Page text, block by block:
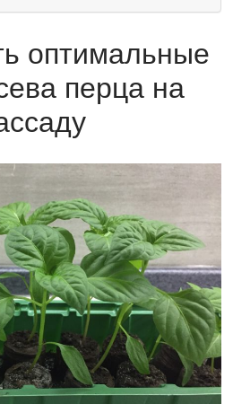
оптимальные
перца на